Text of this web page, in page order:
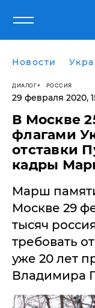
Новости
ДИАЛОГ РОССИЯ
29 февраля 2020,
​В Москве
флагами
отставки
кадры
Марш
Москве 29
тысяч
требовать
уже 20 лет
Владимира